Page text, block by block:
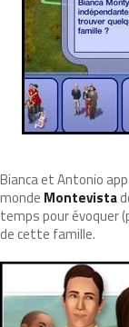
Bianca et Antonio
monde Montevista
temps pour évoquer
de cette famille.